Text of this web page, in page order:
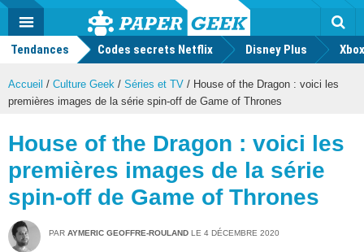
Actu
geek
MENU
Tendances Codes secrets Netflix Disney Plus
Accueil / Culture Geek / Séries et TV / House of the Dragon : voici les
premières images de la série spin-off de Game of Thrones
House of the Dragon : voici les
premières images de la série
spin-off de Game of Thrones
PAR AYMERIC GEOFFRE-ROULAND LE 4 DÉCEMBRE 2020
Mode
FacebookTwitter Youtube